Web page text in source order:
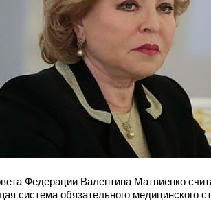
Федерации Валентина Матвиенко
система обязательного медицинского